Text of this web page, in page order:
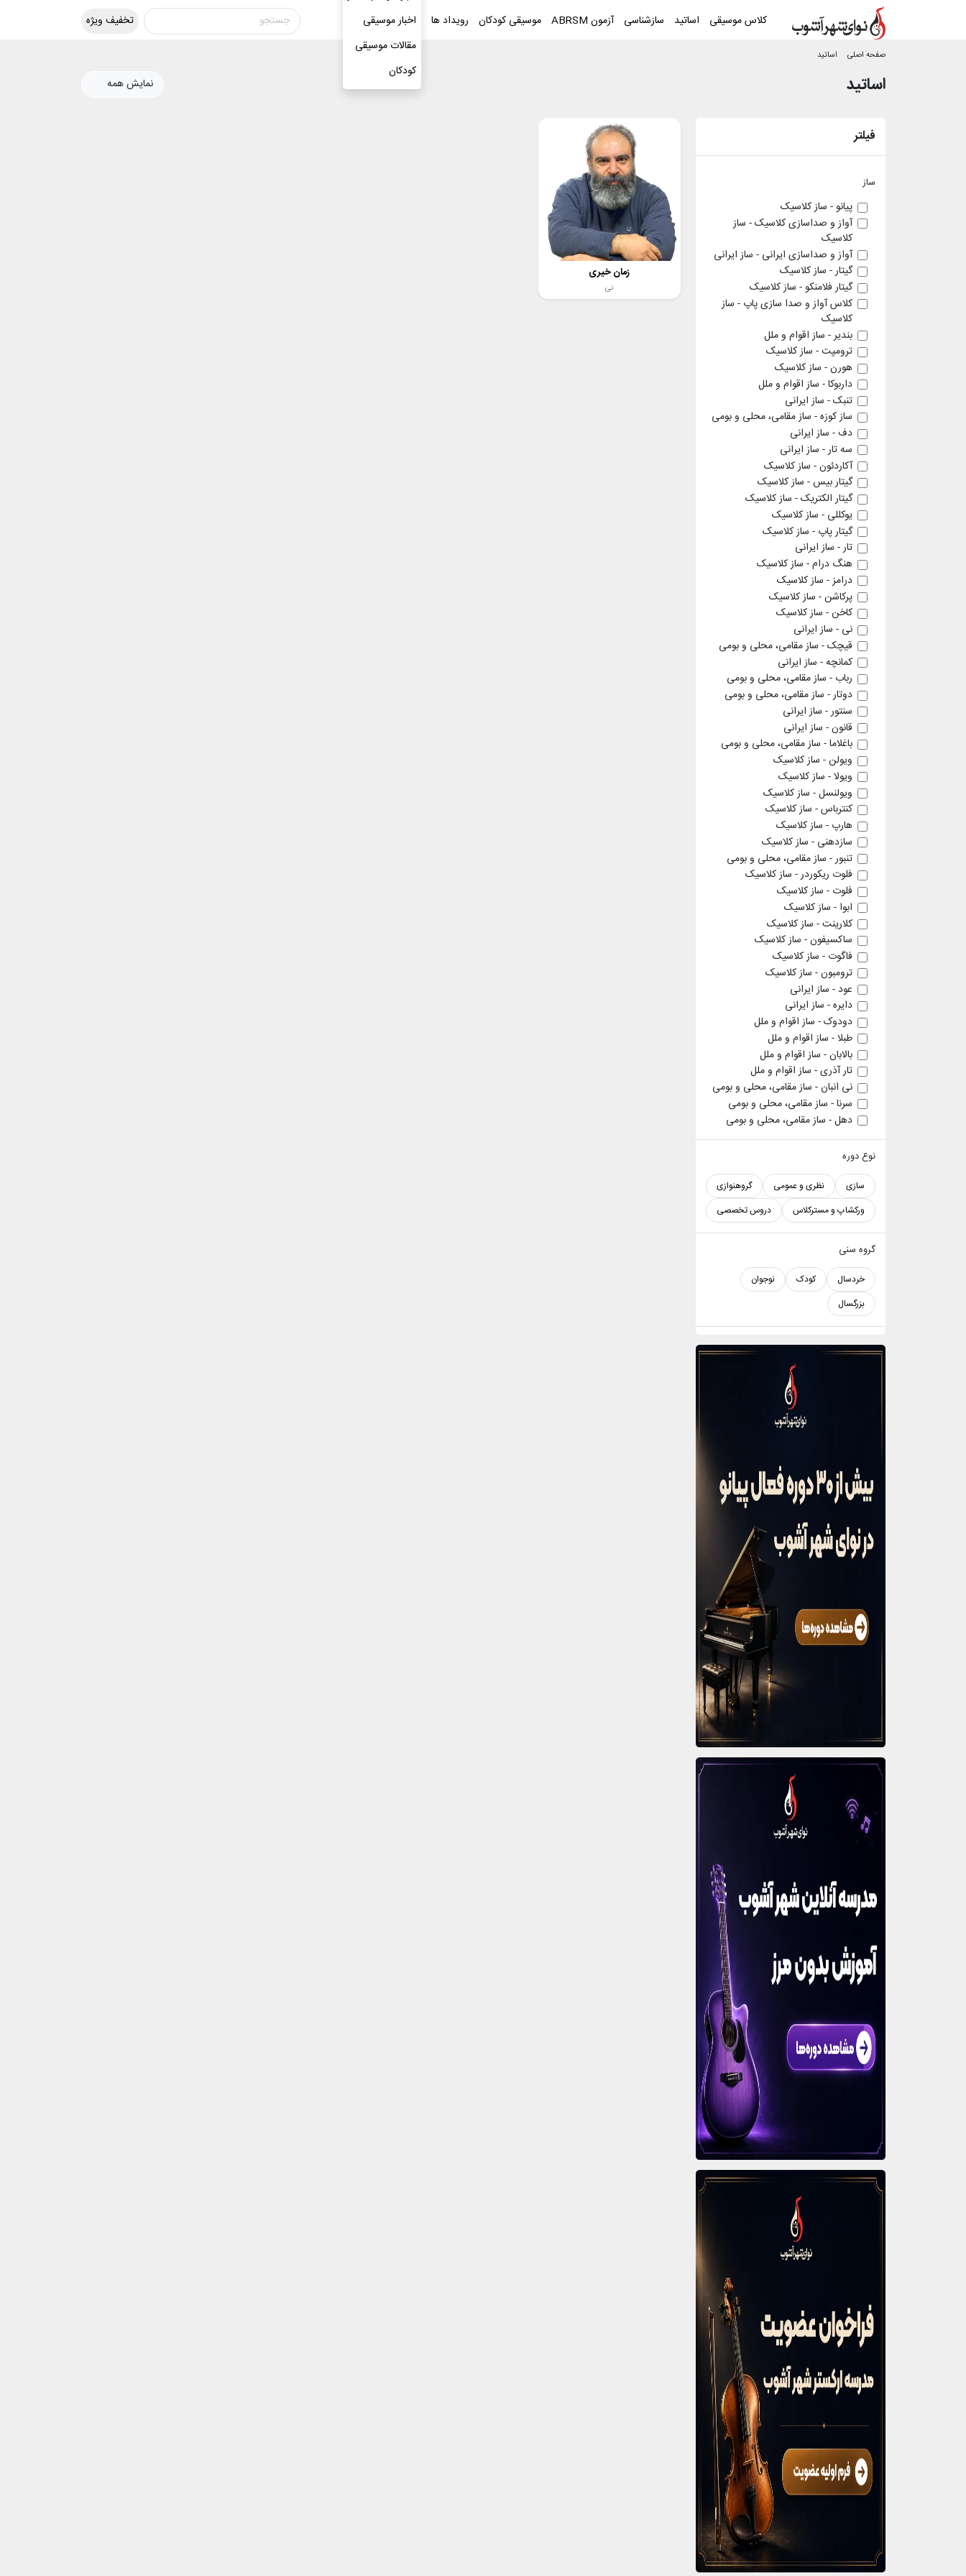
کلاس موسیقی اساتید سازشناسی آزمون ABRSM موسیقی کودکان رویداد ها بلاگ
اخبار موسیقی
مقالات موسیقی
کودکان
تخفیف ویژه
صفحه اصلی اساتید
اساتید نمایش همه
فیلتر
ساز
پیانو - ساز کلاسیک
آواز و صداسازی کلاسیک - ساز
کلاسیک
آواز و صداسازی ایرانی - ساز ایرانی
گیتار - ساز کلاسیک
گیتار فلامنکو - ساز کلاسیک
کلاس آواز و صدا سازی پاپ - ساز
کلاسیک
بندیر - ساز اقوام و ملل
ترومپت - ساز کلاسیک
هورن - ساز کلاسیک
داربوکا - ساز اقوام و ملل
تنبک - ساز ایرانی
ساز کوزه - ساز مقامی، محلی و بومی
دف - ساز ایرانی
سه تار - ساز ایرانی
آکاردئون - ساز کلاسیک
گیتار بیس - ساز کلاسیک
گیتار الکتریک - ساز کلاسیک
یوکللی - ساز کلاسیک
گیتار پاپ - ساز کلاسیک
تار - ساز ایرانی
هنگ درام - ساز کلاسیک
درامز - ساز کلاسیک
پرکاشن - ساز کلاسیک
کاخن - ساز کلاسیک
نی - ساز ایرانی
قیچک - ساز مقامی، محلی و بومی
کمانچه - ساز ایرانی
رباب - ساز مقامی، محلی و بومی
دوتار - ساز مقامی، محلی و بومی
سنتور - ساز ایرانی
قانون - ساز ایرانی
باغلاما - ساز مقامی، محلی و بومی
ویولن - ساز کلاسیک
ویولا - ساز کلاسیک
ویولنسل - ساز کلاسیک
کنترباس - ساز کلاسیک
هارپ - ساز کلاسیک
سازدهنی - ساز کلاسیک
تنبور - ساز مقامی، محلی و بومی
فلوت ریکوردر - ساز کلاسیک
فلوت - ساز کلاسیک
ابوا - ساز کلاسیک
کلارینت - ساز کلاسیک
ساکسیفون - ساز کلاسیک
فاگوت - ساز کلاسیک
ترومبون - ساز کلاسیک
عود - ساز ایرانی
دایره - ساز ایرانی
دودوک - ساز اقوام و ملل
طبلا - ساز اقوام و ملل
بالابان - ساز اقوام و ملل
تار آذری - ساز اقوام و ملل
نی انبان - ساز مقامی، محلی و بومی
سرنا - ساز مقامی، محلی و بومی
دهل - ساز مقامی، محلی و بومی
نوع دوره
سازی نظری و عمومی
گروهنوازی
ورکشاپ و مسترکلاس
دروس تخصصی
گروه سنی
خردسال کودک
نوجوان
بزرگسال
زمان خیری
نی